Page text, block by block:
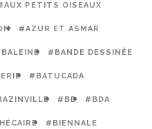
PETITS OISEAUX
#AZUR ET ASMAR
#BANDE DESSINÉE
#BATUCADA
#BD #BDA
#BIENNALE